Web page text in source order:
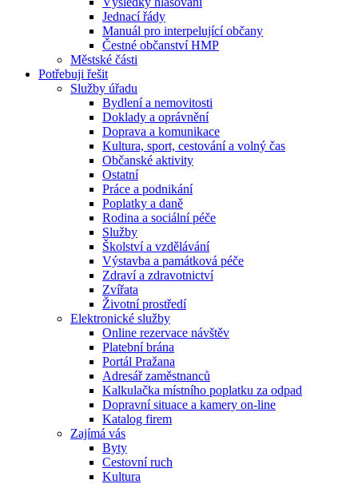
Jednací řády
Manuál pro interpelující občany
Čestné občanství HMP
Městské části
Potřebuji řešit
Služby úřadu
Bydlení a nemovitosti
Doklady a oprávnění
Doprava a komunikace
Kultura, sport, cestování a volný čas
Občanské aktivity
Ostatní
Práce a podnikání
Poplatky a daně
Rodina a sociální péče
Služby
Školství a vzdělávání
Výstavba a památková péče
Zdraví a zdravotnictví
Zvířata
Životní prostředí
Elektronické služby
Online rezervace návštěv
Platební brána
Portál Pražana
Adresář zaměstnanců
Kalkulačka místního poplatku za odpad
Dopravní situace a kamery on-line
Katalog firem
Zajímá vás
Byty
Cestovní ruch
Kultura